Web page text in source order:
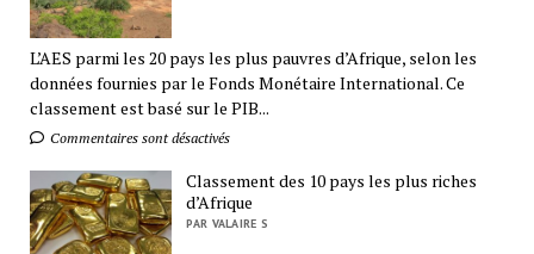
L’AES parmi les 20 pays les plus pauvres d’Afrique, selon les
données fournies par le Fonds Monétaire International. Ce
classement est basé sur le PIB...
Commentaires sont désactivés
Classement des 10 pays les plus riches
d’Afrique
PAR VALAIRE S